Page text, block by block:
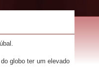
globo ter um elevado